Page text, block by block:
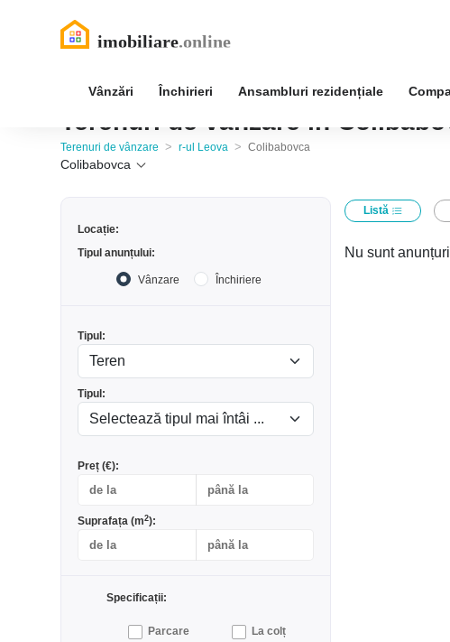
Vânzări Închirieri Ansambluri rezidențiale
Terenuri de vânzare în
Terenuri de vânzare > r-ul Leova > Colibabovca
Colibabovca
Locație:
Tipul anunțului:
Vânzare Închiriere
Tipul:
Tipul:
Preț (€):
Suprafața (m2):
Specificații:
Parcare La colț
Listă
Nu sunt